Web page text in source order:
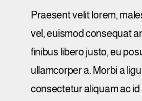
Praesent velit lorem,
vel, euismod consequat
finibus libero justo, eu
ullamcorper a. Morbi a
consectetur aliquam ac id